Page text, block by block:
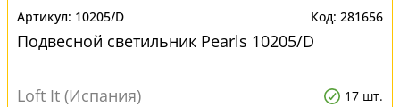
10205/D 281656
Подвесной светильник Pearls 10205/D
Loft It (Испания) 17 шт.